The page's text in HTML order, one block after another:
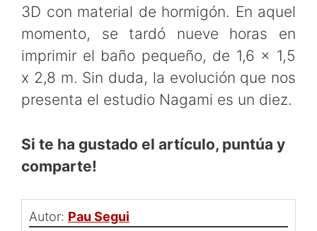
3D con material de hormigón. En aquel
momento, se tardó nueve horas en
imprimir el baño pequeño, de 1,6 x 1,5
x 2,8 m. Sin duda, la evolución que nos
presenta el estudio Nagami es un diez.
Si te ha gustado el artículo, puntúa y
comparte!
Autor: Pau Segui